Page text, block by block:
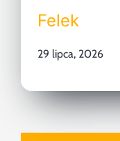
Felek
29 lipca, 2026